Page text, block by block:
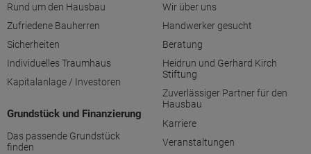
Rund um den Hausbau
Zufriedene Bauherren
Sicherheiten
Individuelles Traumhaus
Kapitalanlage / Investoren
Grundstück und Finanzierung
Das passende Grundstück
finden
Wir über uns
Handwerker gesucht
Beratung
Heidrun und Gerhard Kirch
Stiftung
Zuverlässiger Partner für den
Hausbau
Karriere
Veranstaltungen